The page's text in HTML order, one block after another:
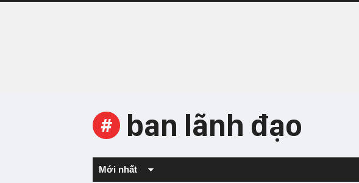
# ban lãnh đạo
Mới nhất